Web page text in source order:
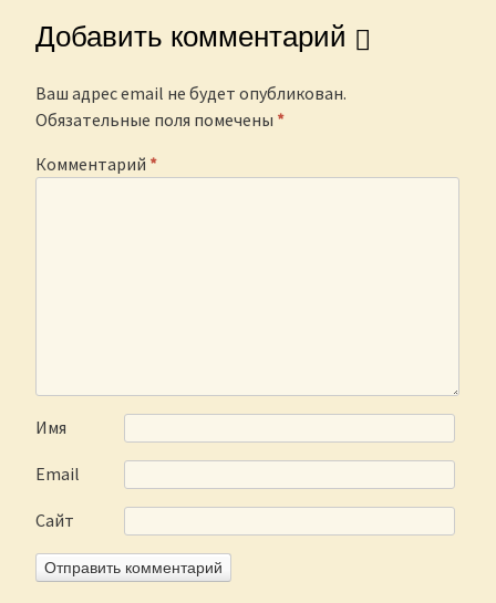
Добавить комментарий
Ваш адрес email не будет опубликован.
Обязательные поля помечены *
Комментарий *
Имя
Email
Сайт